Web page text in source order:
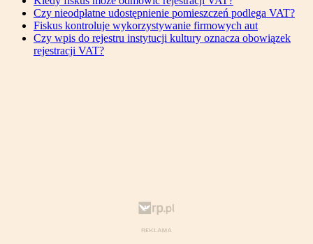
Czy nieodpłatne udostępnienie pomieszczeń podlega VAT?
Fiskus kontroluje wykorzystywanie firmowych aut
Czy wpis do rejestru instytucji kultury oznacza obowiązek
rejestracji VAT?